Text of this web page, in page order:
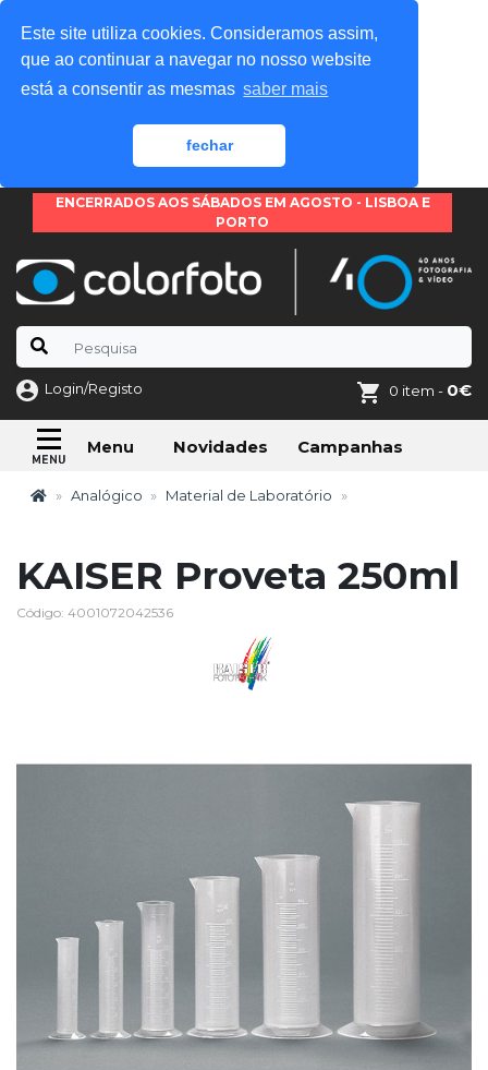
Este site utiliza cookies. Consideramos assim,
que ao continuar a navegar no nosso website
está a consentir as mesmas saber mais
fechar
ENCERRADOS AOS SÁBADOS EM AGOSTO - LISBOA E
PORTO
Login/Registo 0 item - 0€
Menu Novidades Campanhas
Analógico Material de Laboratório
KAISER Proveta 250ml
Código: 4001072042536